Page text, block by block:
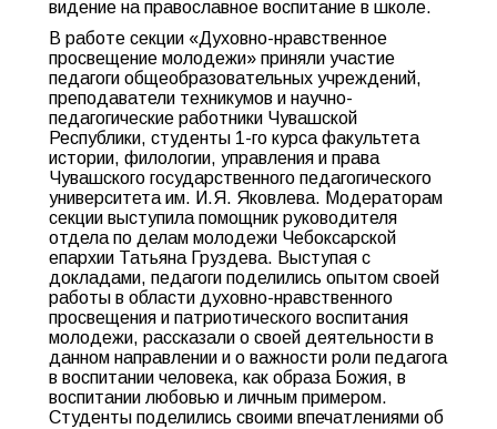
видение на православное воспитание в школе.
В работе секции «Духовно-нравственное
просвещение молодежи» приняли участие
педагоги общеобразовательных учреждений,
преподаватели техникумов и научно-
педагогические работники Чувашской
Республики, студенты 1-го курса факультета
истории, филологии, управления и права
Чувашского государственного педагогического
университета им. И.Я. Яковлева. Модераторам
секции выступила помощник руководителя
отдела по делам молодежи Чебоксарской
епархии Татьяна Груздева. Выступая с
докладами, педагоги поделились опытом своей
работы в области духовно-нравственного
просвещения и патриотического воспитания
молодежи, рассказали о своей деятельности в
данном направлении и о важности роли педагога
в воспитании человека, как образа Божия, в
воспитании любовью и личным примером.
Студенты поделились своими впечатлениями об